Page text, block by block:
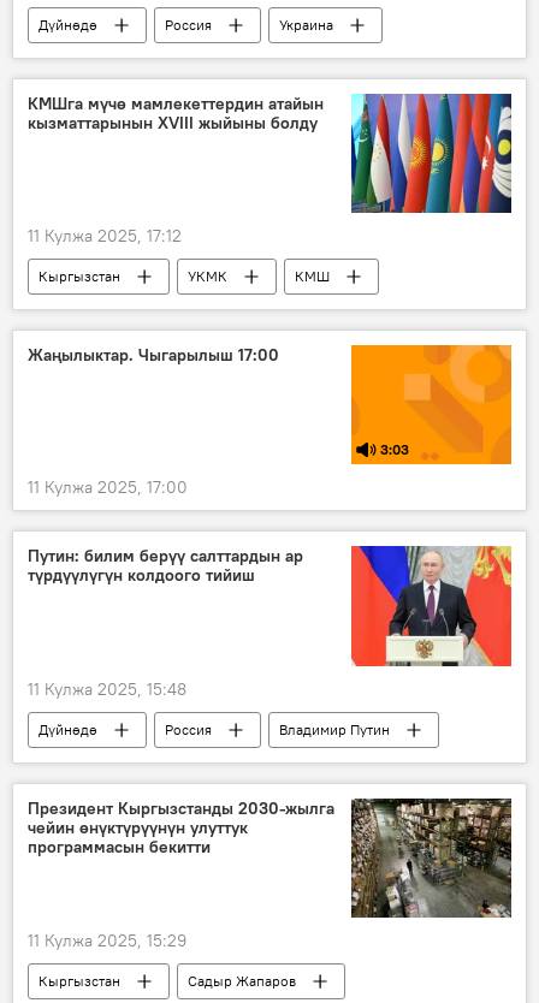
Дүйнөдө Россия
Украина
МАГАТЭ
Мария Захарова
Запорожье атомдук электр станциясы
КМШга мүчө мамлекеттердин атайын
кызматтарынын XVIII жыйыны болду
11 Кулжа 2025, 17:12
Кыргызстан УКМК
КМШ
жыйын
коопсуздук экстремизм
Жаңылыктар. Чыгарылыш 17:00
3:03
11 Кулжа 2025, 17:00
Путин: билим берүү салттардын ар
түрдүүлүгүн колдоого тийиш
11 Кулжа 2025, 15:48
Дүйнөдө Россия
Владимир Путин
билим берүү
салт
форум
Президент Кыргызстанды 2030-жылга
чейин өнүктүрүүнүн улуттук
программасын бекитти
11 Кулжа 2025, 15:29
Кыргызстан
Садыр Жапаров